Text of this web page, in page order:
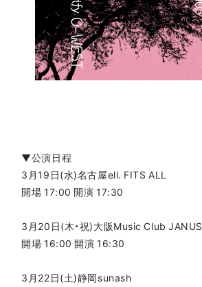
▼公演日程
3月19日(水)名古屋ell. FITS ALL
開場 17:00 開演 17:30
3月20日(木・祝)大阪Music Club JANUS
開場 16:00 開演 16:30
3月22日(土)静岡sunash